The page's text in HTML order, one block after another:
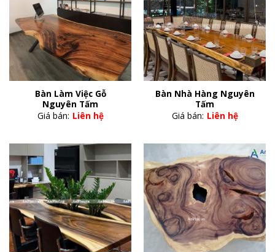
Bàn Làm Việc Gỗ
Nguyên Tấm
Giá bán: Liên hệ
Bàn Nhà Hàng Nguyên
Tấm
Giá bán: Liên hệ